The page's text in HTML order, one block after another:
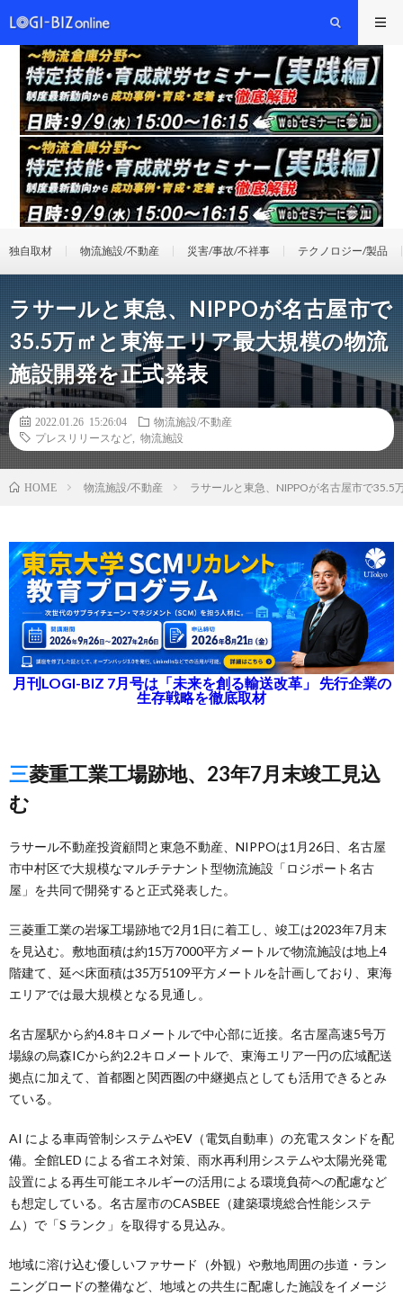
独自取材 物流施設/不動産 災害/事故/不祥事 テクノロジー/製品
ラサールと東急、NIPPOが名古屋市で
35.5万㎡と東海エリア最大規模の物流
施設開発を正式発表
2022.01.26 15:26:04
物流施設/不動産
プレスリリースなど
物流施設
HOME 物流施設/不動産 ラサールと東急、NIPPOが名古屋市で35.5
月刊LOGI-BIZ 7月号は「未来を創る輸送改革」 先行企業の
生存戦略を徹底取材
三菱重工業工場跡地、23年7月末竣工見込
む
ラサール不動産投資顧問と東急不動産、NIPPOは1月26日、名古屋
市中村区で大規模なマルチテナント型物流施設「ロジポート名古
屋」を共同で開発すると正式発表した。
三菱重工業の岩塚工場跡地で2月1日に着工し、竣工は2023年7月末
を見込む。敷地面積は約15万7000平方メートルで物流施設は地上4
階建て、延べ床面積は35万5109平方メートルを計画しており、東海
エリアでは最大規模となる見通し。
名古屋駅から約4.8キロメートルで中心部に近接。名古屋高速5号万
場線の烏森ICから約2.2キロメートルで、東海エリア一円の広域配送
拠点に加えて、首都圏と関西圏の中継拠点としても活用できるとみ
ている。
AI による車両管制システムやEV（電気自動車）の充電スタンドを配
備。全館LED による省エネ対策、雨水再利用システムや太陽光発電
設置による再生可能エネルギーの活用による環境負荷への配慮など
も想定している。名古屋市のCASBEE（建築環境総合性能システ
ム）で「S ランク」を取得する見込み。
地域に溶け込む優しいファサード（外観）や敷地周囲の歩道・ラン
ニングロードの整備など、地域との共生に配慮した施設をイメージ